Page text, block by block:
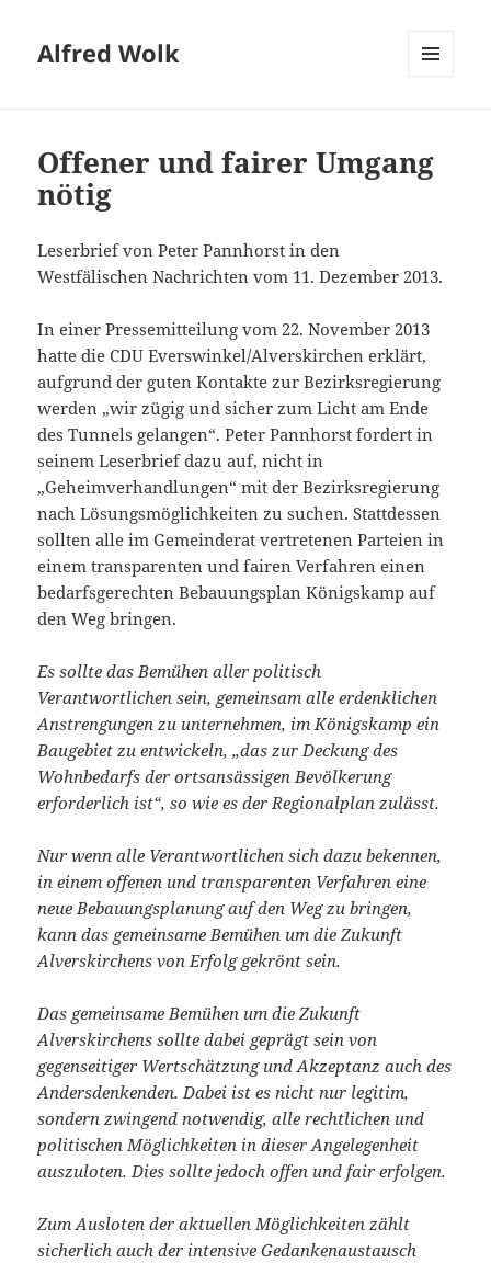
Alfred Wolk
Offener und fairer Umgang
nötig
Leserbrief von Peter Pannhorst in den
Westfälischen Nachrichten vom 11. Dezember 2013.
In einer Pressemitteilung vom 22. November 2013
hatte die CDU Everswinkel/Alverskirchen erklärt,
aufgrund der guten Kontakte zur Bezirksregierung
werden „wir zügig und sicher zum Licht am Ende
des Tunnels gelangen“. Peter Pannhorst fordert in
seinem Leserbrief dazu auf, nicht in
„Geheimverhandlungen“ mit der Bezirksregierung
nach Lösungsmöglichkeiten zu suchen. Stattdessen
sollten alle im Gemeinderat vertretenen Parteien in
einem transparenten und fairen Verfahren einen
bedarfsgerechten Bebauungsplan Königskamp auf
den Weg bringen.
Es sollte das Bemühen aller politisch
Verantwortlichen sein, gemeinsam alle erdenklichen
Anstrengungen zu unternehmen, im Königskamp ein
Baugebiet zu entwickeln, „das zur Deckung des
Wohnbedarfs der ortsansässigen Bevölkerung
erforderlich ist“, so wie es der Regionalplan zulässt.
Nur wenn alle Verantwortlichen sich dazu bekennen,
in einem offenen und transparenten Verfahren eine
neue Bebauungsplanung auf den Weg zu bringen,
kann das gemeinsame Bemühen um die Zukunft
Alverskirchens von Erfolg gekrönt sein.
Das gemeinsame Bemühen um die Zukunft
Alverskirchens sollte dabei geprägt sein von
gegenseitiger Wertschätzung und Akzeptanz auch des
Andersdenkenden. Dabei ist es nicht nur legitim,
sondern zwingend notwendig, alle rechtlichen und
politischen Möglichkeiten in dieser Angelegenheit
auszuloten. Dies sollte jedoch offen und fair erfolgen.
Zum Ausloten der aktuellen Möglichkeiten zählt
sicherlich auch der intensive Gedankenaustausch